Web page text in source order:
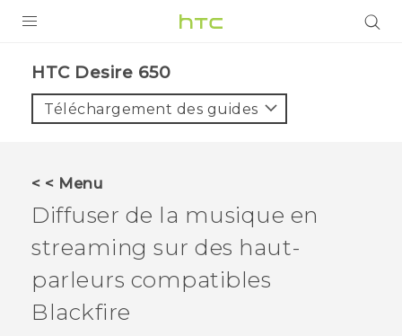
VIVE
VIVERSE
ASSISTANCE
Appareils HTC & Accessoires
Connexion
HTC Desire 650‎
Téléchargement des guides
< < Menu
Diffuser de la musique en
streaming sur des haut-
parleurs compatibles
Blackfire